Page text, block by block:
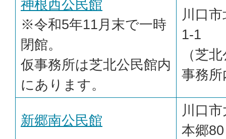
神根西公民館
※令和5年11月末で一時
閉館。
仮事務所は芝北公民館内
にあります。
川口
1-1
（芝
事務所
新郷南公民館
川口
本郷80